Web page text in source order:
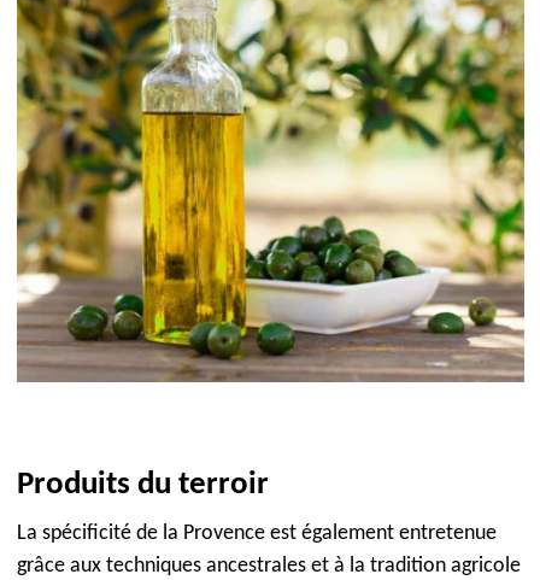
Produits du terroir
La spécificité de la Provence est également entretenue
grâce aux techniques ancestrales et à la tradition agricole